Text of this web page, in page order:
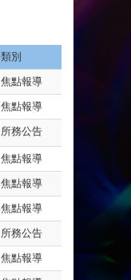
類別
焦點報導
焦點報導
所務公告
焦點報導
焦點報導
焦點報導
所務公告
焦點報導